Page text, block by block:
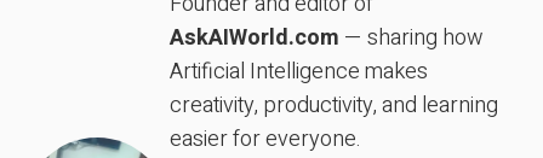
AskAIWorld.com — sharing how
Artificial Intelligence makes
creativity, productivity, and learning
easier for everyone.